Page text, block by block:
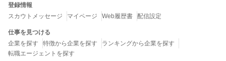
登録情報
スカウトメッセージ
マイページ Web履歴書 配信設定
仕事を見つける
企業を探す
特徴から企業を探す
ランキングから企業を探す
転職エージェントを探す